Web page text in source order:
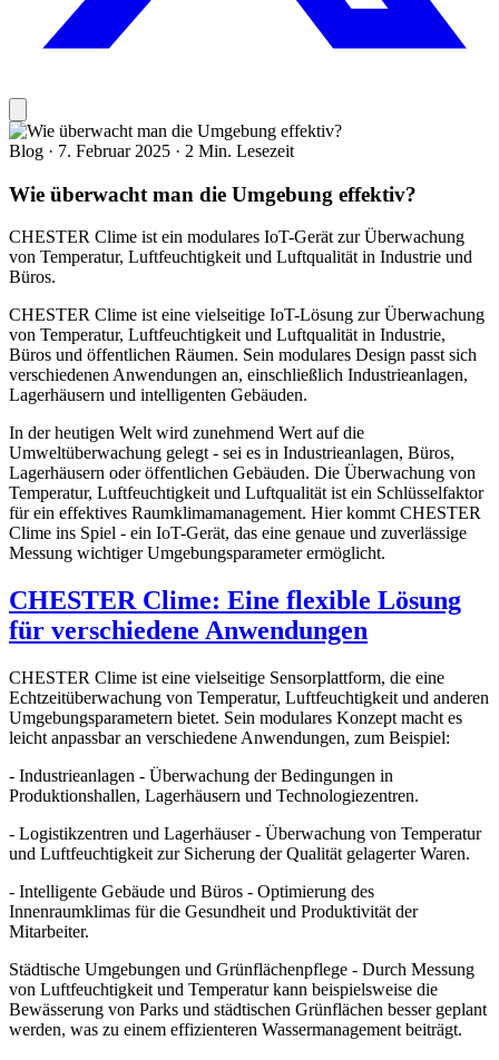
Blog · 7. Februar 2025 · 2 Min. Lesezeit
Wie überwacht man die Umgebung effektiv?
CHESTER Clime ist ein modulares IoT-Gerät zur Überwachung
von Temperatur, Luftfeuchtigkeit und Luftqualität in Industrie und
Büros.
CHESTER Clime ist eine vielseitige IoT-Lösung zur Überwachung
von Temperatur, Luftfeuchtigkeit und Luftqualität in Industrie,
Büros und öffentlichen Räumen. Sein modulares Design passt sich
verschiedenen Anwendungen an, einschließlich Industrieanlagen,
Lagerhäusern und intelligenten Gebäuden.
In der heutigen Welt wird zunehmend Wert auf die
Umweltüberwachung gelegt - sei es in Industrieanlagen, Büros,
Lagerhäusern oder öffentlichen Gebäuden. Die Überwachung von
Temperatur, Luftfeuchtigkeit und Luftqualität ist ein Schlüsselfaktor
für ein effektives Raumklimamanagement. Hier kommt CHESTER
Clime ins Spiel - ein IoT-Gerät, das eine genaue und zuverlässige
Messung wichtiger Umgebungsparameter ermöglicht.
CHESTER Clime: Eine flexible Lösung
für verschiedene Anwendungen
CHESTER Clime ist eine vielseitige Sensorplattform, die eine
Echtzeitüberwachung von Temperatur, Luftfeuchtigkeit und anderen
Umgebungsparametern bietet. Sein modulares Konzept macht es
leicht anpassbar an verschiedene Anwendungen, zum Beispiel:
- Industrieanlagen - Überwachung der Bedingungen in
Produktionshallen, Lagerhäusern und Technologiezentren.
- Logistikzentren und Lagerhäuser - Überwachung von Temperatur
und Luftfeuchtigkeit zur Sicherung der Qualität gelagerter Waren.
- Intelligente Gebäude und Büros - Optimierung des
Innenraumklimas für die Gesundheit und Produktivität der
Mitarbeiter.
Städtische Umgebungen und Grünflächenpflege - Durch Messung
von Luftfeuchtigkeit und Temperatur kann beispielsweise die
Bewässerung von Parks und städtischen Grünflächen besser geplant
werden, was zu einem effizienteren Wassermanagement beiträgt.